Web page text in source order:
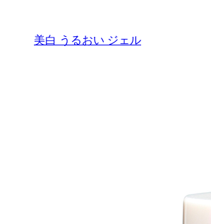
美白 うるおい ジェル